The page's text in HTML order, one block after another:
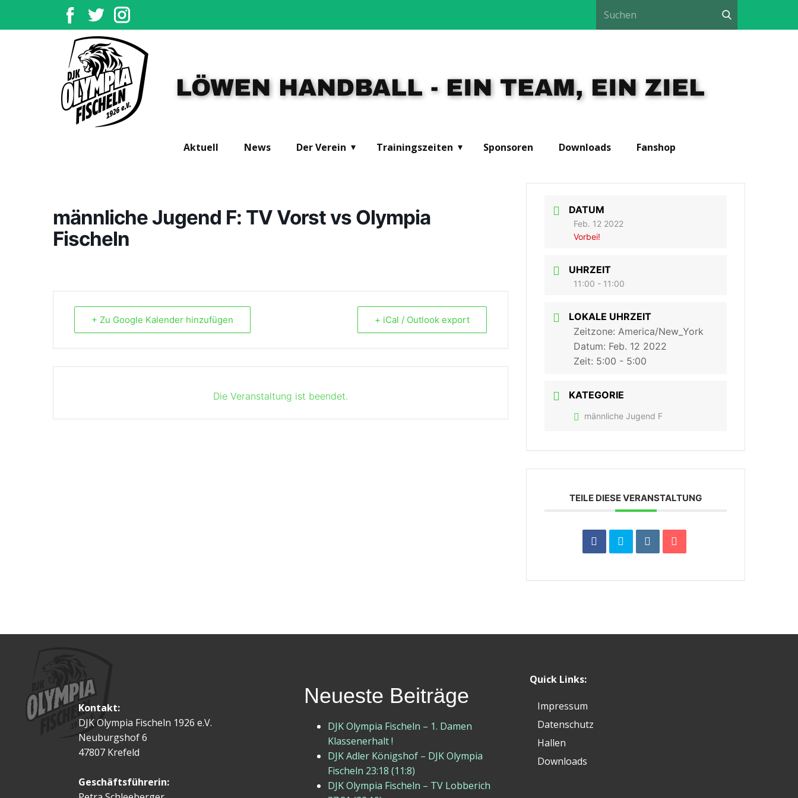
LÖWEN HANDBALL - EIN TEAM, EIN ZIEL
Aktuell News Der Verein Trainingszeiten Sponsoren Downloads Fanshop
männliche Jugend F: TV Vorst vs Olympia
Fischeln
+ Zu Google Kalender hinzufügen + iCal / Outlook export
Die Veranstaltung ist beendet.
DATUM
Feb. 12 2022
Vorbei!
UHRZEIT
11:00 - 11:00
LOKALE UHRZEIT
Zeitzone:America/New_York
Datum: Feb. 12 2022
Zeit: 5:00 - 5:00
KATEGORIE
männliche Jugend F
TEILE DIESE VERANSTALTUNG
Kontakt:
DJK Olympia Fischeln 1926 e.V.
Neuburgshof 6
47807 Krefeld
Geschäftsführerin:
Neueste Beiträge
DJK Olympia Fischeln – 1. Damen
Klassenerhalt !
DJK Adler Königshof – DJK Olympia
Fischeln 23:18 (11:8)
DJK Olympia Fischeln – TV Lobberich
Quick Links:
Impressum
Datenschutz
Hallen
Downloads